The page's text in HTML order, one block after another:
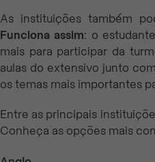
As instituições também
Funciona assim: o
mais para participar da
aulas do extensivo junto
os temas mais importantes
Entre as principais
Conheça as opções mais